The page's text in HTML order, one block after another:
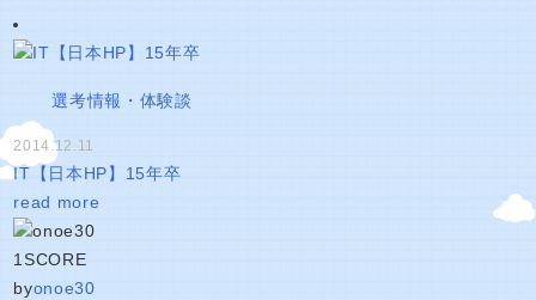
選考情報・体験談
2014.12.11
IT【日本HP】15年卒
read more
1SCORE
byonoe30